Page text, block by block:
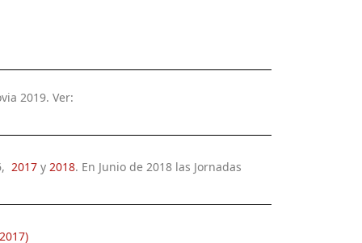
2019. Ver:
2017 y 2018. En Junio de 2018 las Jornadas